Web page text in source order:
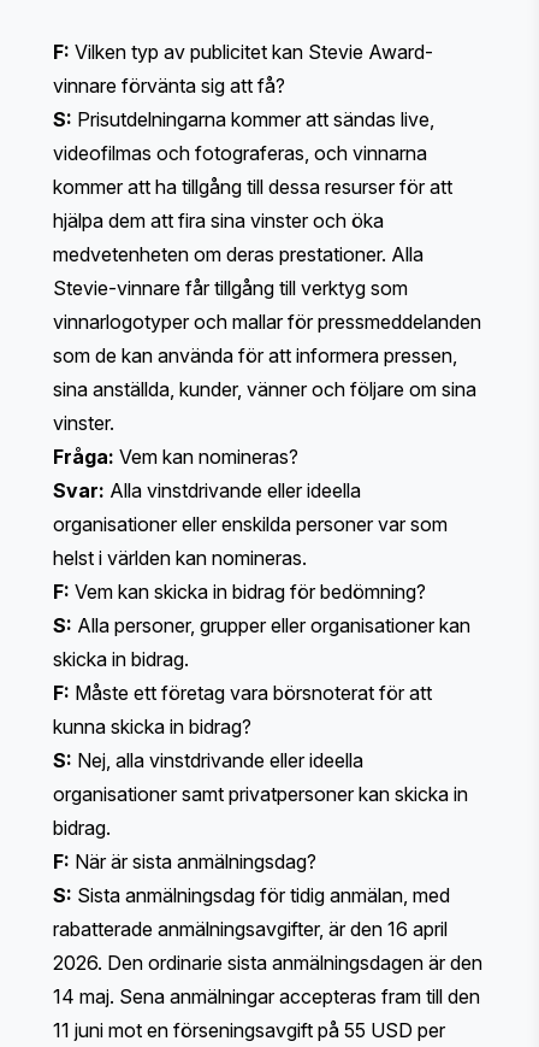
F: Vilken typ av publicitet kan Stevie Award-
vinnare förvänta sig att få?
S: Prisutdelningarna kommer att sändas live,
videofilmas och fotograferas, och vinnarna
kommer att ha tillgång till dessa resurser för att
hjälpa dem att fira sina vinster och öka
medvetenheten om deras prestationer. Alla
Stevie-vinnare får tillgång till verktyg som
vinnarlogotyper och mallar för pressmeddelanden
som de kan använda för att informera pressen,
sina anställda, kunder, vänner och följare om sina
vinster.
Fråga: Vem kan nomineras?
Svar: Alla vinstdrivande eller ideella
organisationer eller enskilda personer var som
helst i världen kan nomineras.
F: Vem kan skicka in bidrag för bedömning?
S: Alla personer, grupper eller organisationer kan
skicka in bidrag.
F: Måste ett företag vara börsnoterat för att
kunna skicka in bidrag?
S: Nej, alla vinstdrivande eller ideella
organisationer samt privatpersoner kan skicka in
bidrag.
F: När är sista anmälningsdag?
S: Sista anmälningsdag för tidig anmälan, med
rabatterade anmälningsavgifter, är den 16 april
2026. Den ordinarie sista anmälningsdagen är den
14 maj. Sena anmälningar accepteras fram till den
11 juni mot en förseningsavgift på 55 USD per